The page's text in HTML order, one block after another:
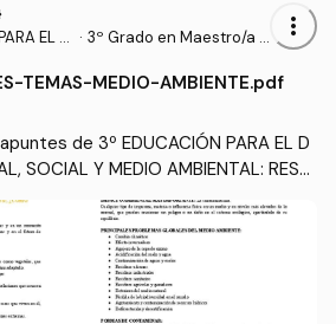
EL D
AMBIEN
· 3º Grado en Maestro/a d
more_vert
TEMAS-MEDIO-AMBIENTE.pdf
de 3º EDUCACIÓN PARA EL D
SOCIAL Y MEDIO AMBIENTAL: RESU
AMBIENTE.pdf